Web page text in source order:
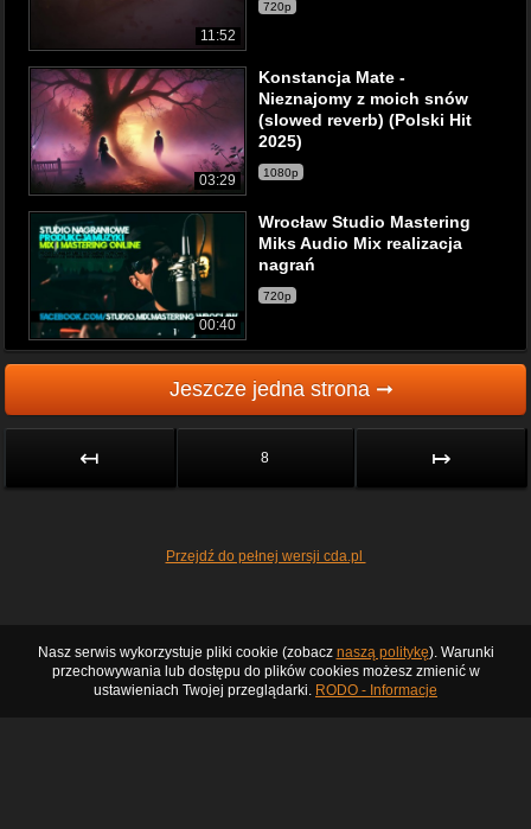
11:52
720p
03:29
Konstancja Mate -
Nieznajomy z moich snów
(slowed reverb) (Polski Hit
2025)
1080p
00:40
Wrocław Studio Mastering
Miks Audio Mix realizacja
nagrań
720p
Jeszcze jedna strona ➞
↤ 8 ↦
Przejdź do pełnej wersji cda.pl
Nasz serwis wykorzystuje pliki cookie (zobacz naszą politykę). Warunki
przechowywania lub dostępu do plików cookies możesz zmienić w
ustawieniach Twojej przeglądarki. RODO - Informacje